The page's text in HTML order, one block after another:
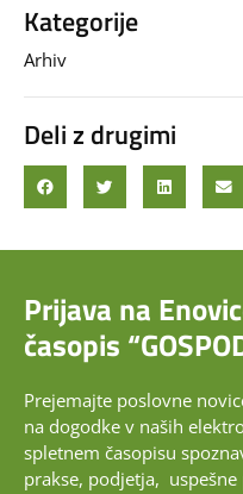
Kategorije
Arhiv
Deli z drugimi
Prijava na
časopis
Prejemajte poslovne
na dogodke v naših
spletnem časopisu
prakse, podjetja,